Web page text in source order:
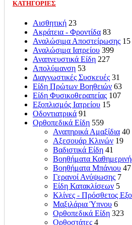
ΚΑΤΗΓΟΡΙΕΣ
Αισθητική 23
Ακράτεια - Φροντίδα 83
Αναλώσιμα Αποστείρωσης 15
Αναλώσιμα Ιατρείου 399
Αναπνευστικά Είδη 227
Απολύμανση 53
Διαγνωστικές Συσκευές 31
Είδη Πρώτων Βοηθειών 63
Είδη Φυσικοθεραπείας 107
Εξοπλισμός Ιατρείου 15
Οδοντιατρικά 91
Ορθοπεδικά Είδη 559
Αναπηρικά Αμαξίδια 40
Αξεσουάρ Κλινών 19
Βαδιστικά Είδη 41
Βοηθήματα
Βοηθήματα Μπάνιου 47
Γερανοί Ανύψωσης 7
Είδη Κατακλίσεων 5
Κλίνες - Πρόσθετος
Μαξιλάρια Ύπνου 6
Ορθοπεδικά Είδη 323
Ορθοστάτες 4